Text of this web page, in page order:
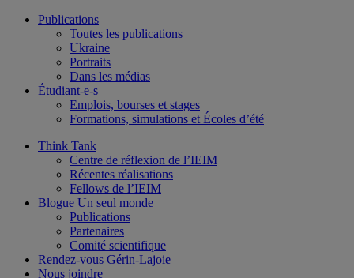
Publications
Toutes les publications
Ukraine
Portraits
Dans les médias
Étudiant-e-s
Emplois, bourses et stages
Formations, simulations et Écoles d’été
Think Tank
Centre de réflexion de l’IEIM
Récentes réalisations
Fellows de l’IEIM
Blogue Un seul monde
Publications
Partenaires
Comité scientifique
Rendez-vous Gérin-Lajoie
Nous joindre